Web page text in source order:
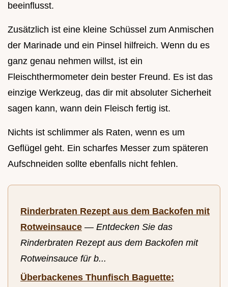
beeinflusst.
Zusätzlich ist eine kleine Schüssel zum Anmischen
der Marinade und ein Pinsel hilfreich. Wenn du es
ganz genau nehmen willst, ist ein
Fleischthermometer dein bester Freund. Es ist das
einzige Werkzeug, das dir mit absoluter Sicherheit
sagen kann, wann dein Fleisch fertig ist.
Nichts ist schlimmer als Raten, wenn es um
Geflügel geht. Ein scharfes Messer zum späteren
Aufschneiden sollte ebenfalls nicht fehlen.
Rinderbraten Rezept aus dem Backofen mit
Rotweinsauce — Entdecken Sie das
Rinderbraten Rezept aus dem Backofen mit
Rotweinsauce für b...
Überbackenes Thunfisch Baguette: